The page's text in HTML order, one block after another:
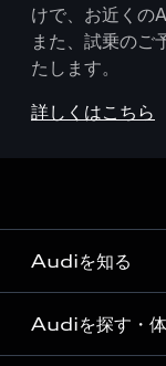
けで、お近くの
また、試乗のご
たします。
詳しくはこちら
Audiを知る
Audi ブランド
Audiを探す・